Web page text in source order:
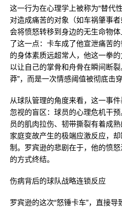
这一行为在心理学上被称为“替代
对造成痛苦的对象（如车祸肇事者
会将愤怒转移到身边的无生命物
了这一点：卡车成了他宣泄痛苦
的身体素质远超常人，他这一拳
以让自己的掌骨和舟骨在瞬间断
莽”，而是一次情感阈值被彻底击
从球队管理的角度来看，这一事
忽视的盲区：球员的心理危机干
员的肌肉拉伤、韧带撕裂有着成
家庭变故产生的极端应激反应，
制。罗宾逊的悲剧在于，他的愤
的方式终结。
伤病背后的球队战略连锁反应
罗宾逊的这次“怒锤卡车”，直接